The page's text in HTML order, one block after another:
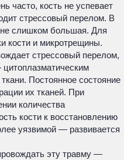
часто, кость не успевает
стрессовый перелом. В
слишком большая. Для
кости и микротрещины.
стрессовый перелом,
Постоянное состояние
их тканей. При
количества
кости к восстановлению
уязвимой — развивается
эту травму —